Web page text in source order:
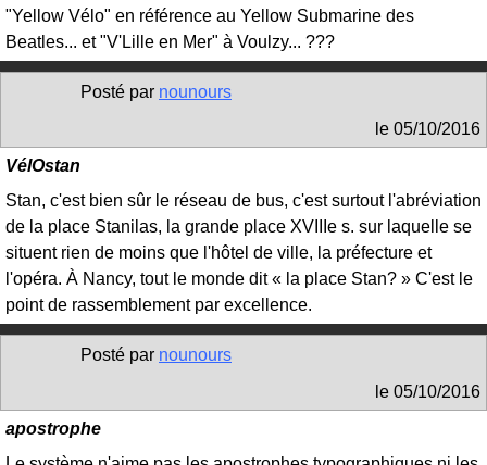
"Yellow Vélo" en référence au Yellow Submarine des
Beatles... et "V'Lille en Mer" à Voulzy... ???
Posté par nounours
le 05/10/2016
VélOstan
Stan, c'est bien sûr le réseau de bus, c'est surtout l'abréviation
de la place Stanilas, la grande place XVIIIe s. sur laquelle se
situent rien de moins que l'hôtel de ville, la préfecture et
l'opéra. À Nancy, tout le monde dit « la place Stan? » C'est le
point de rassemblement par excellence.
Posté par nounours
le 05/10/2016
apostrophe